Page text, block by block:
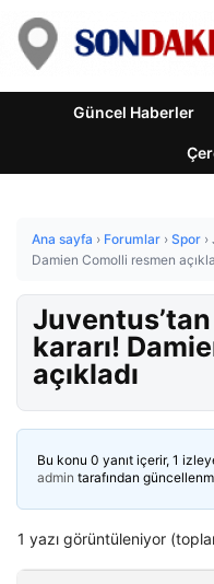
Güncel Haberler
Ana sayfa › Forumlar › Spor ›
Damien Comolli resmen
Juventus’tan
kararı!
açıkladı
Bu konu 0 yanıt içerir, 1
admin tarafından
1 yazı görüntüleniyor